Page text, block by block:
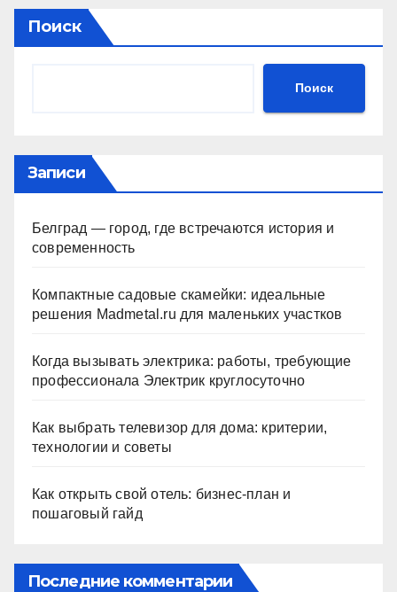
Поиск
Поиск
Записи
Белград — город, где встречаются история и
современность
Компактные садовые скамейки: идеальные
решения Madmetal.ru для маленьких участков
Когда вызывать электрика: работы, требующие
профессионала Электрик круглосуточно
Как выбрать телевизор для дома: критерии,
технологии и советы
Как открыть свой отель: бизнес-план и
пошаговый гайд
Последние комментарии